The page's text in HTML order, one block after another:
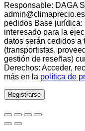
Responsable: DAGA
pedidos Base jurídica:
interesado para la
datos serán cedidos a
(transportistas,
gestión de reseñas)
Derechos: Acceder,
más en la política de
Registrarse